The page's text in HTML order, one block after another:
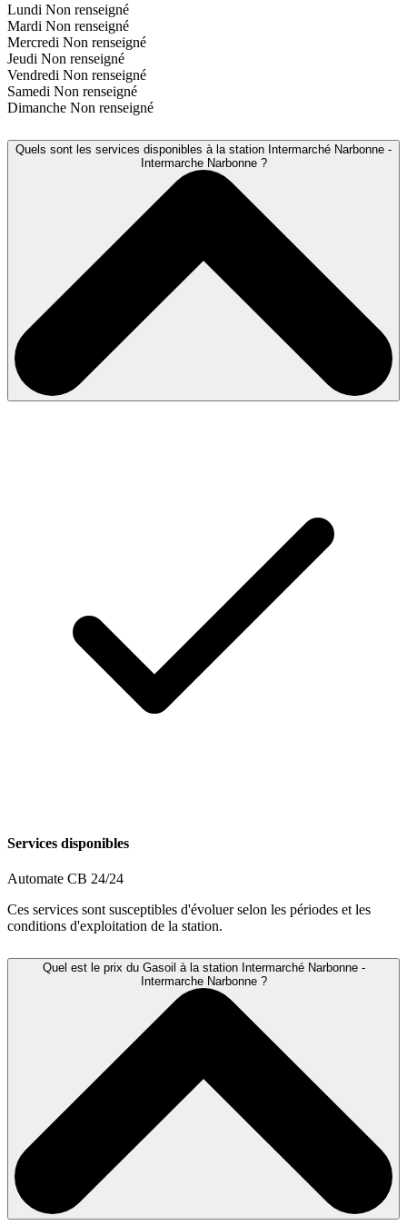
Lundi Non renseigné
Mardi Non renseigné
Mercredi Non renseigné
Jeudi Non renseigné
Vendredi Non renseigné
Samedi Non renseigné
Dimanche Non renseigné
Quels sont les services disponibles à la station Intermarché Narbonne -
Intermarche Narbonne ?
Services disponibles
Automate CB 24/24
Ces services sont susceptibles d'évoluer selon les périodes et les
conditions d'exploitation de la station.
Quel est le prix du Gasoil à la station Intermarché Narbonne -
Intermarche Narbonne ?